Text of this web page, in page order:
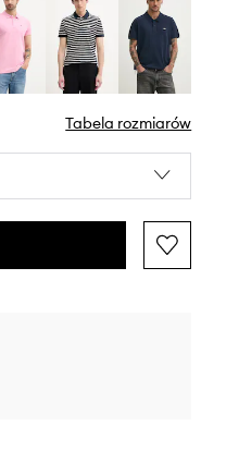
Tabela rozmiarów